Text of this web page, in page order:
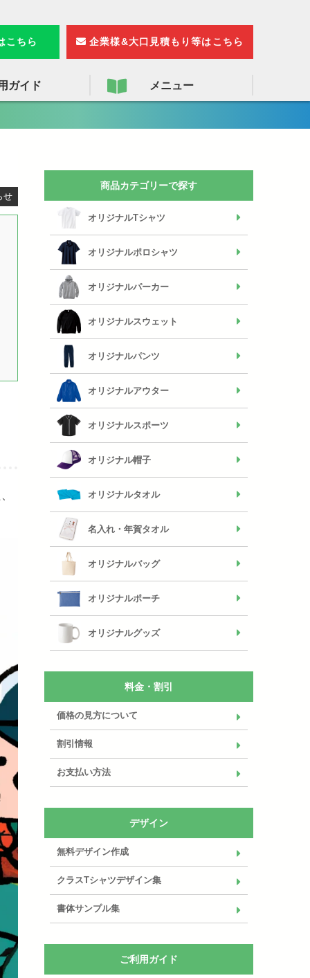
こちら 企業様&大口見積もり等はこちら
ガイド メニュー
せ
商品カテゴリーで探す
オリジナルTシャツ
オリジナルポロシャツ
オリジナルパーカー
オリジナルスウェット
オリジナルパンツ
オリジナルアウター
オリジナルスポーツ
オリジナル帽子
オリジナルタオル
名入れ・年賀タオル
オリジナルバッグ
オリジナルポーチ
オリジナルグッズ
料金・割引
価格の見方について
割引情報
お支払い方法
デザイン
無料デザイン作成
クラスTシャツデザイン集
書体サンプル集
ご利用ガイド
索